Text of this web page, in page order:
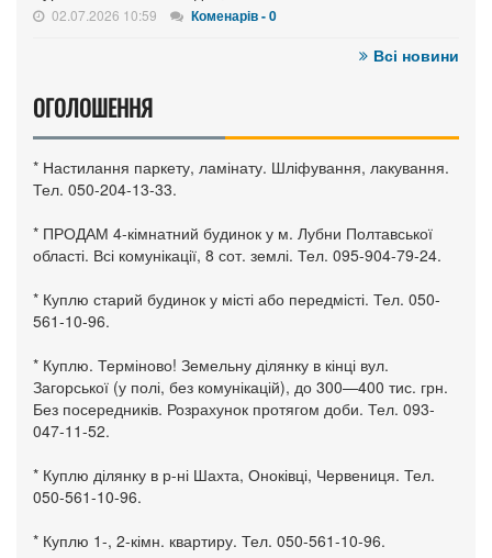
02.07.2026 10:59 Коменарів - 0
Всі новини
ОГОЛОШЕННЯ
* Настилання паркету, ламінату. Шліфування, лакування.
Тел. 050-204-13-33.
* ПРОДАМ 4-кімнатний будинок у м. Лубни Полтавської
області. Всі комунікації, 8 сот. землі. Тел. 095-904-79-24.
* Куплю старий будинок у місті або передмісті. Тел. 050-
561-10-96.
* Куплю. Терміново! Земельну ділянку в кінці вул.
Загорської (у полі, без комунікацій), до 300—400 тис. грн.
Без посередників. Розрахунок протягом доби. Тел. 093-
047-11-52.
* Куплю ділянку в р-ні Шахта, Оноківці, Червениця. Тел.
050-561-10-96.
* Куплю 1-, 2-кімн. квартиру. Тел. 050-561-10-96.